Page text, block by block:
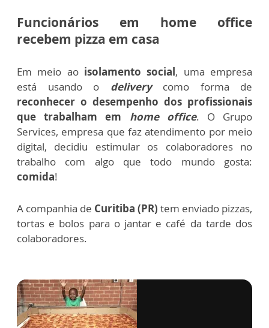
Funcionários em home office
recebem pizza em casa
Em meio ao isolamento social, uma empresa
está usando o delivery como forma de
reconhecer o desempenho dos profissionais
que trabalham em home office. O Grupo
Services, empresa que faz atendimento por meio
digital, decidiu estimular os colaboradores no
trabalho com algo que todo mundo gosta:
comida!
A companhia de Curitiba (PR) tem enviado pizzas,
tortas e bolos para o jantar e café da tarde dos
colaboradores.